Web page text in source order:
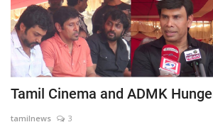
Tamil Cinema and ADMK
tamilnews 3